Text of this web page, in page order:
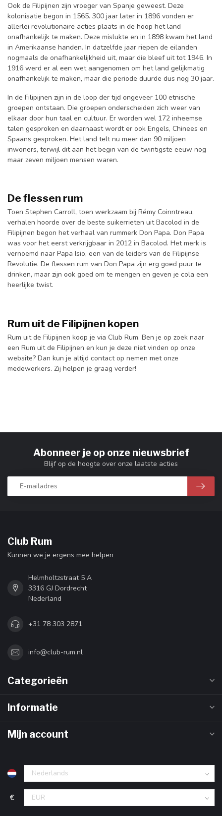
Ook de Filipijnen zijn vroeger van Spanje geweest. Deze
kolonisatie begon in 1565. 300 jaar later in 1896 vonden er
allerlei revolutionaire acties plaats in de hoop het land
onafhankelijk te maken. Deze mislukte en in 1898 kwam het land
in Amerikaanse handen. In datzelfde jaar riepen de eilanden
nogmaals de onafhankelijkheid uit, maar die bleef uit tot 1946. In
1916 werd er al een wet aangenomen om het land gelijkmatig
onafhankelijk te maken, maar die periode duurde dus nog 30 jaar.
In de Filipijnen zijn in de loop der tijd ongeveer 100 etnische
groepen ontstaan. Die groepen onderscheiden zich weer van
elkaar door hun taal en cultuur. Er worden wel 172 inheemse
talen gesproken en daarnaast wordt er ook Engels, Chinees en
Spaans gesproken. Het land telt nu meer dan 90 miljoen
inwoners, terwijl dit aan het begin van de twintigste eeuw nog
maar zeven miljoen mensen waren.
De flessen rum
Toen Stephen Carroll, toen werkzaam bij Rémy Coinntreau,
verhalen hoorde over de beste suikerrieten uit Bacolod in de
Filipijnen begon het verhaal van rummerk Don Papa. Don Papa
was voor het eerst verkrijgbaar in 2012 in Bacolod. Het merk is
vernoemd naar Papa Isio, een van de leiders van de Filipijnse
Revolutie. De flessen rum van Don Papa zijn erg goed puur te
drinken, maar zijn ook goed om te mengen en geven je cola een
heerlijke twist.
Rum uit de Filipijnen kopen
Rum uit de Filipijnen koop je via Club Rum. Ben je op zoek naar
een Rum uit de Filipijnen en kun je deze niet vinden op onze
website? Dan kun je altijd contact op nemen met onze
medewerkers. Zij helpen je graag verder!
Abonneer je op onze nieuwsbrief
Blijf op de hoogte over onze laatste acties
Club Rum
Kunnen we je ergens mee helpen
Helmholtzstraat 5 A
3316 GJ Dordrecht
Nederland
+31 78 303 2871
info@club-rum.nl
Categorieën
Informatie
Mijn account
€